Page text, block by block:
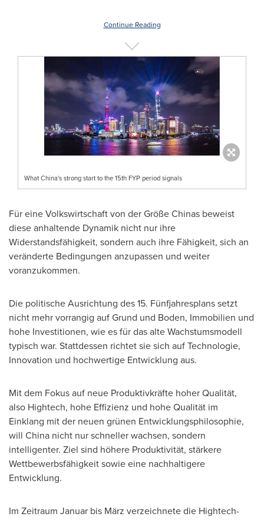
Continue Reading
What China's strong start to the 15th FYP period signals
Für eine Volkswirtschaft von der Größe Chinas beweist
diese anhaltende Dynamik nicht nur ihre
Widerstandsfähigkeit, sondern auch ihre Fähigkeit, sich an
veränderte Bedingungen anzupassen und weiter
voranzukommen.
Die politische Ausrichtung des 15. Fünfjahresplans setzt
nicht mehr vorrangig auf Grund und Boden, Immobilien und
hohe Investitionen, wie es für das alte Wachstumsmodell
typisch war. Stattdessen richtet sie sich auf Technologie,
Innovation und hochwertige Entwicklung aus.
Mit dem Fokus auf neue Produktivkräfte hoher Qualität,
also Hightech, hohe Effizienz und hohe Qualität im
Einklang mit der neuen grünen Entwicklungsphilosophie,
will China nicht nur schneller wachsen, sondern
intelligenter. Ziel sind höhere Produktivität, stärkere
Wettbewerbsfähigkeit sowie eine nachhaltigere
Entwicklung.
Im Zeitraum Januar bis März verzeichnete die Hightech-